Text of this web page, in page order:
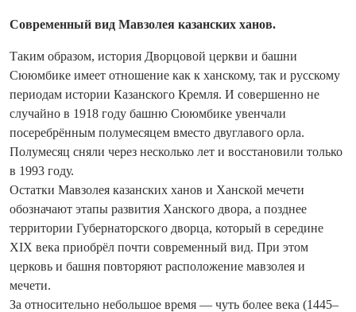
Современный вид Мавзолея казанских ханов.
Таким образом, история Дворцовой церкви и башни
Сююмбике имеет отношение как к ханскому, так и русскому
периодам истории Казанского Кремля. И совершенно не
случайно в 1918 году башню Сююмбике увенчали
посеребрённым полумесяцем вместо двуглавого орла.
Полумесяц сняли через несколько лет и восстановили только
в 1993 году.
Остатки Мавзолея казанских ханов и Ханской мечети
обозначают этапы развития Ханского двора, а позднее
территории Губернаторского дворца, который в середине
XIX века приобрёл почти современный вид. При этом
церковь и башня повторяют расположение мавзолея и
мечети.
За относительно небольшое время — чуть более века (1445–